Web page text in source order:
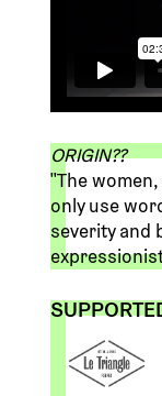
ORIGIN??
''The
only use
severity and